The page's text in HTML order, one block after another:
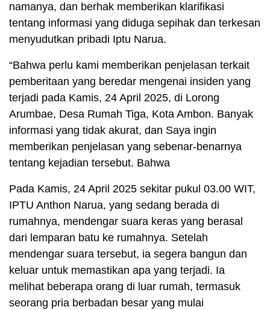
namanya, dan berhak memberikan klarifikasi
tentang informasi yang diduga sepihak dan terkesan
menyudutkan pribadi Iptu Narua.
“Bahwa perlu kami memberikan penjelasan terkait
pemberitaan yang beredar mengenai insiden yang
terjadi pada Kamis, 24 April 2025, di Lorong
Arumbae, Desa Rumah Tiga, Kota Ambon. Banyak
informasi yang tidak akurat, dan Saya ingin
memberikan penjelasan yang sebenar-benarnya
tentang kejadian tersebut. Bahwa
Pada Kamis, 24 April 2025 sekitar pukul 03.00 WIT,
IPTU Anthon Narua, yang sedang berada di
rumahnya, mendengar suara keras yang berasal
dari lemparan batu ke rumahnya. Setelah
mendengar suara tersebut, ia segera bangun dan
keluar untuk memastikan apa yang terjadi. Ia
melihat beberapa orang di luar rumah, termasuk
seorang pria berbadan besar yang mulai